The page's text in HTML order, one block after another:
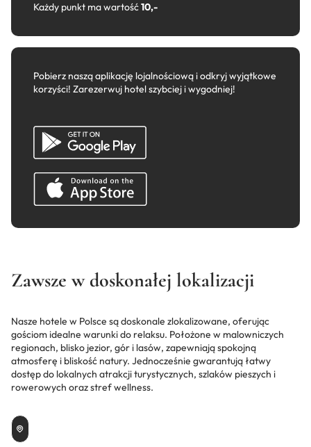
Każdy punkt ma wartość10,-
Pobierz naszą aplikację lojalnościową i odkryj wyjątkowe
korzyści! Zarezerwuj hotel szybciej i wygodniej!
Zawsze w doskonałej lokalizacji
Nasze hotele w Polsce są doskonale zlokalizowane, oferując
gościom idealne warunki do relaksu. Położone w malowniczych
regionach, blisko jezior, gór i lasów, zapewniają spokojną
atmosferę i bliskość natury. Jednocześnie gwarantują łatwy
dostęp do lokalnych atrakcji turystycznych, szlaków pieszych i
rowerowych oraz stref wellness.